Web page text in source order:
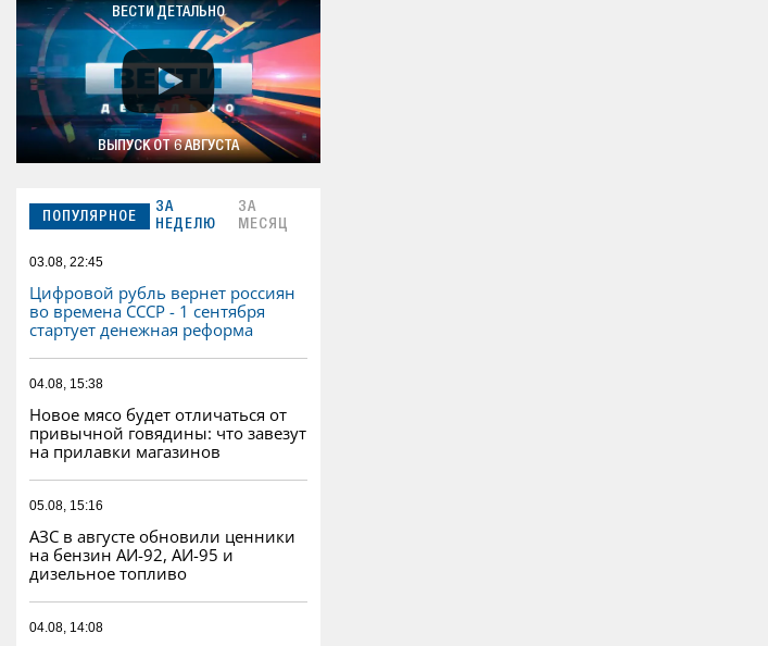
ВЕСТИ ДЕТАЛЬНО
ВЫПУСК ОТ 6 АВГУСТА
ПОПУЛЯРНОЕ
ЗА
НЕДЕЛЮ
ЗА
МЕСЯЦ
03.08, 22:45
Цифровой рубль вернет россиян
во времена СССР - 1 сентября
стартует денежная реформа
04.08, 15:38
Новое мясо будет отличаться от
привычной говядины: что завезут
на прилавки магазинов
05.08, 15:16
АЗС в августе обновили ценники
на бензин АИ-92, АИ-95 и
дизельное топливо
04.08, 14:08